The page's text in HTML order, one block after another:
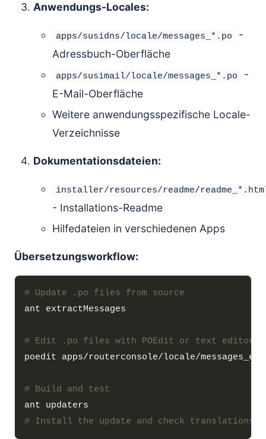
Anwendungs-Locales:
apps/susidns/locale/messages_*.po
-
Adressbuch-Oberfläche
apps/susimail/locale/messages_*.po
-
E-Mail-Oberfläche
Weitere anwendungsspezifische Locale-
Verzeichnisse
Dokumentationsdateien:
installer/resources/readme/
- Installations-Readme
Hilfedateien in verschiedenen Apps
Übersetzungsworkflow:
# Update .po files from source
# Edit .po files with POEdit or text editor
# Build and test
# Install the update and check translations